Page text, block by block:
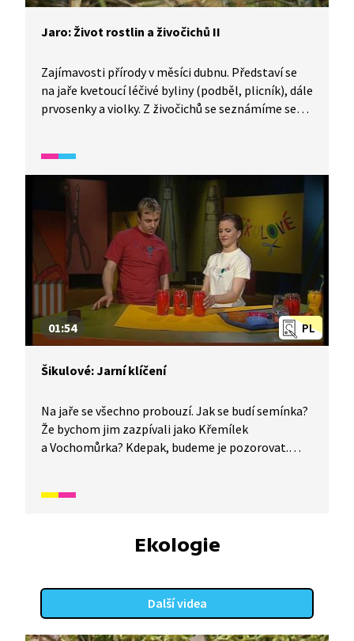
Jaro: Život rostlin a živočichů II
Zajímavosti přírody v měsíci dubnu. Představí se
na jaře kvetoucí léčivé byliny (podběl, plicník), dále
prvosenky a violky. Z živočichů se seznámíme se
je popsán i sociální život v mraveništi.
PL
01:54
Šikulové: Jarní klíčení
Na jaře se všechno probouzí. Jak se budí semínka?
Že bychom jim zazpívali jako Křemílek
a Vochomůrka? Kdepak, budeme je pozorovat.
Ekologie
Další videa